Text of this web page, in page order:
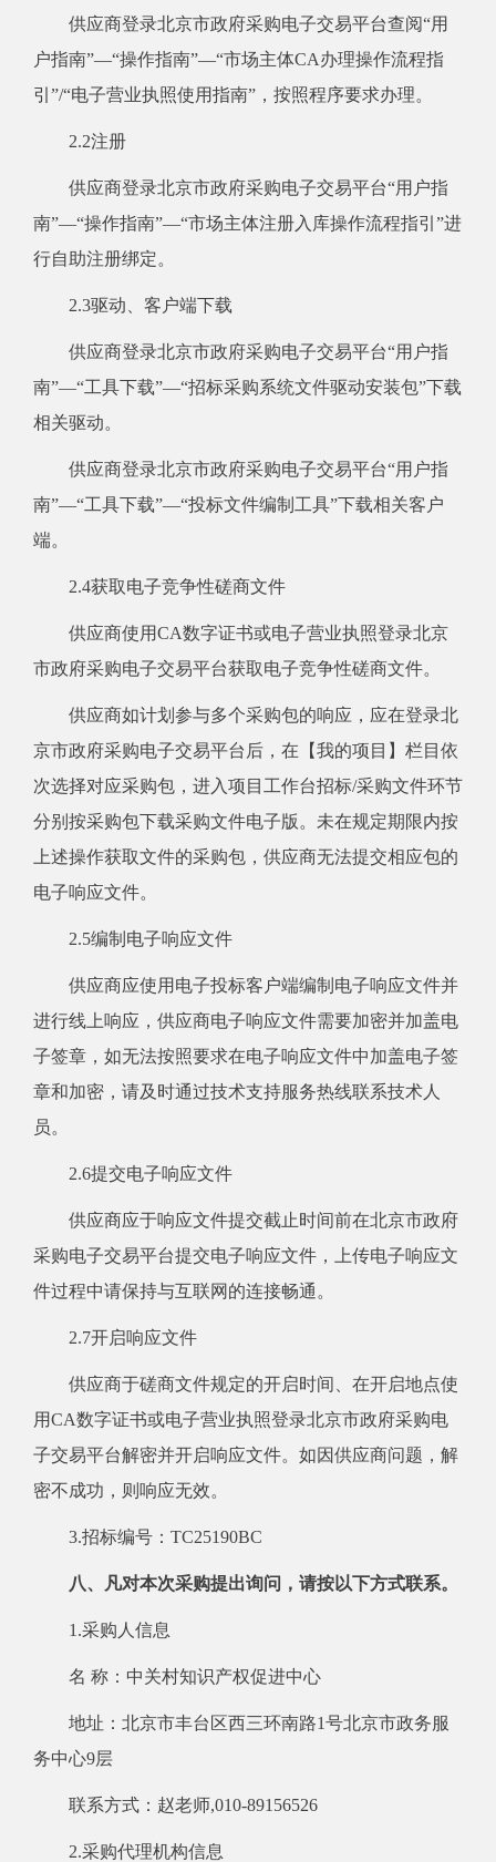
供应商登录北京市政府采购电子交易平台查阅“用
户指南”—“操作指南”—“市场主体CA办理操作流程指
引”/“电子营业执照使用指南”，按照程序要求办理。
2.2注册
供应商登录北京市政府采购电子交易平台“用户指
南”—“操作指南”—“市场主体注册入库操作流程指引”进
行自助注册绑定。
2.3驱动、客户端下载
供应商登录北京市政府采购电子交易平台“用户指
南”—“工具下载”—“招标采购系统文件驱动安装包”下载
相关驱动。
供应商登录北京市政府采购电子交易平台“用户指
南”—“工具下载”—“投标文件编制工具”下载相关客户
端。
2.4获取电子竞争性磋商文件
供应商使用CA数字证书或电子营业执照登录北京
市政府采购电子交易平台获取电子竞争性磋商文件。
供应商如计划参与多个采购包的响应，应在登录北
京市政府采购电子交易平台后，在【我的项目】栏目依
次选择对应采购包，进入项目工作台招标/采购文件环节
分别按采购包下载采购文件电子版。未在规定期限内按
上述操作获取文件的采购包，供应商无法提交相应包的
电子响应文件。
2.5编制电子响应文件
供应商应使用电子投标客户端编制电子响应文件并
进行线上响应，供应商电子响应文件需要加密并加盖电
子签章，如无法按照要求在电子响应文件中加盖电子签
章和加密，请及时通过技术支持服务热线联系技术人
员。
2.6提交电子响应文件
供应商应于响应文件提交截止时间前在北京市政府
采购电子交易平台提交电子响应文件，上传电子响应文
件过程中请保持与互联网的连接畅通。
2.7开启响应文件
供应商于磋商文件规定的开启时间、在开启地点使
用CA数字证书或电子营业执照登录北京市政府采购电
子交易平台解密并开启响应文件。如因供应商问题，解
密不成功，则响应无效。
3.招标编号：TC25190BC
八、凡对本次采购提出询问，请按以下方式联系。
1.采购人信息
名 称：中关村知识产权促进中心
地址：北京市丰台区西三环南路1号北京市政务服
务中心9层
联系方式：赵老师,010-89156526
2.采购代理机构信息